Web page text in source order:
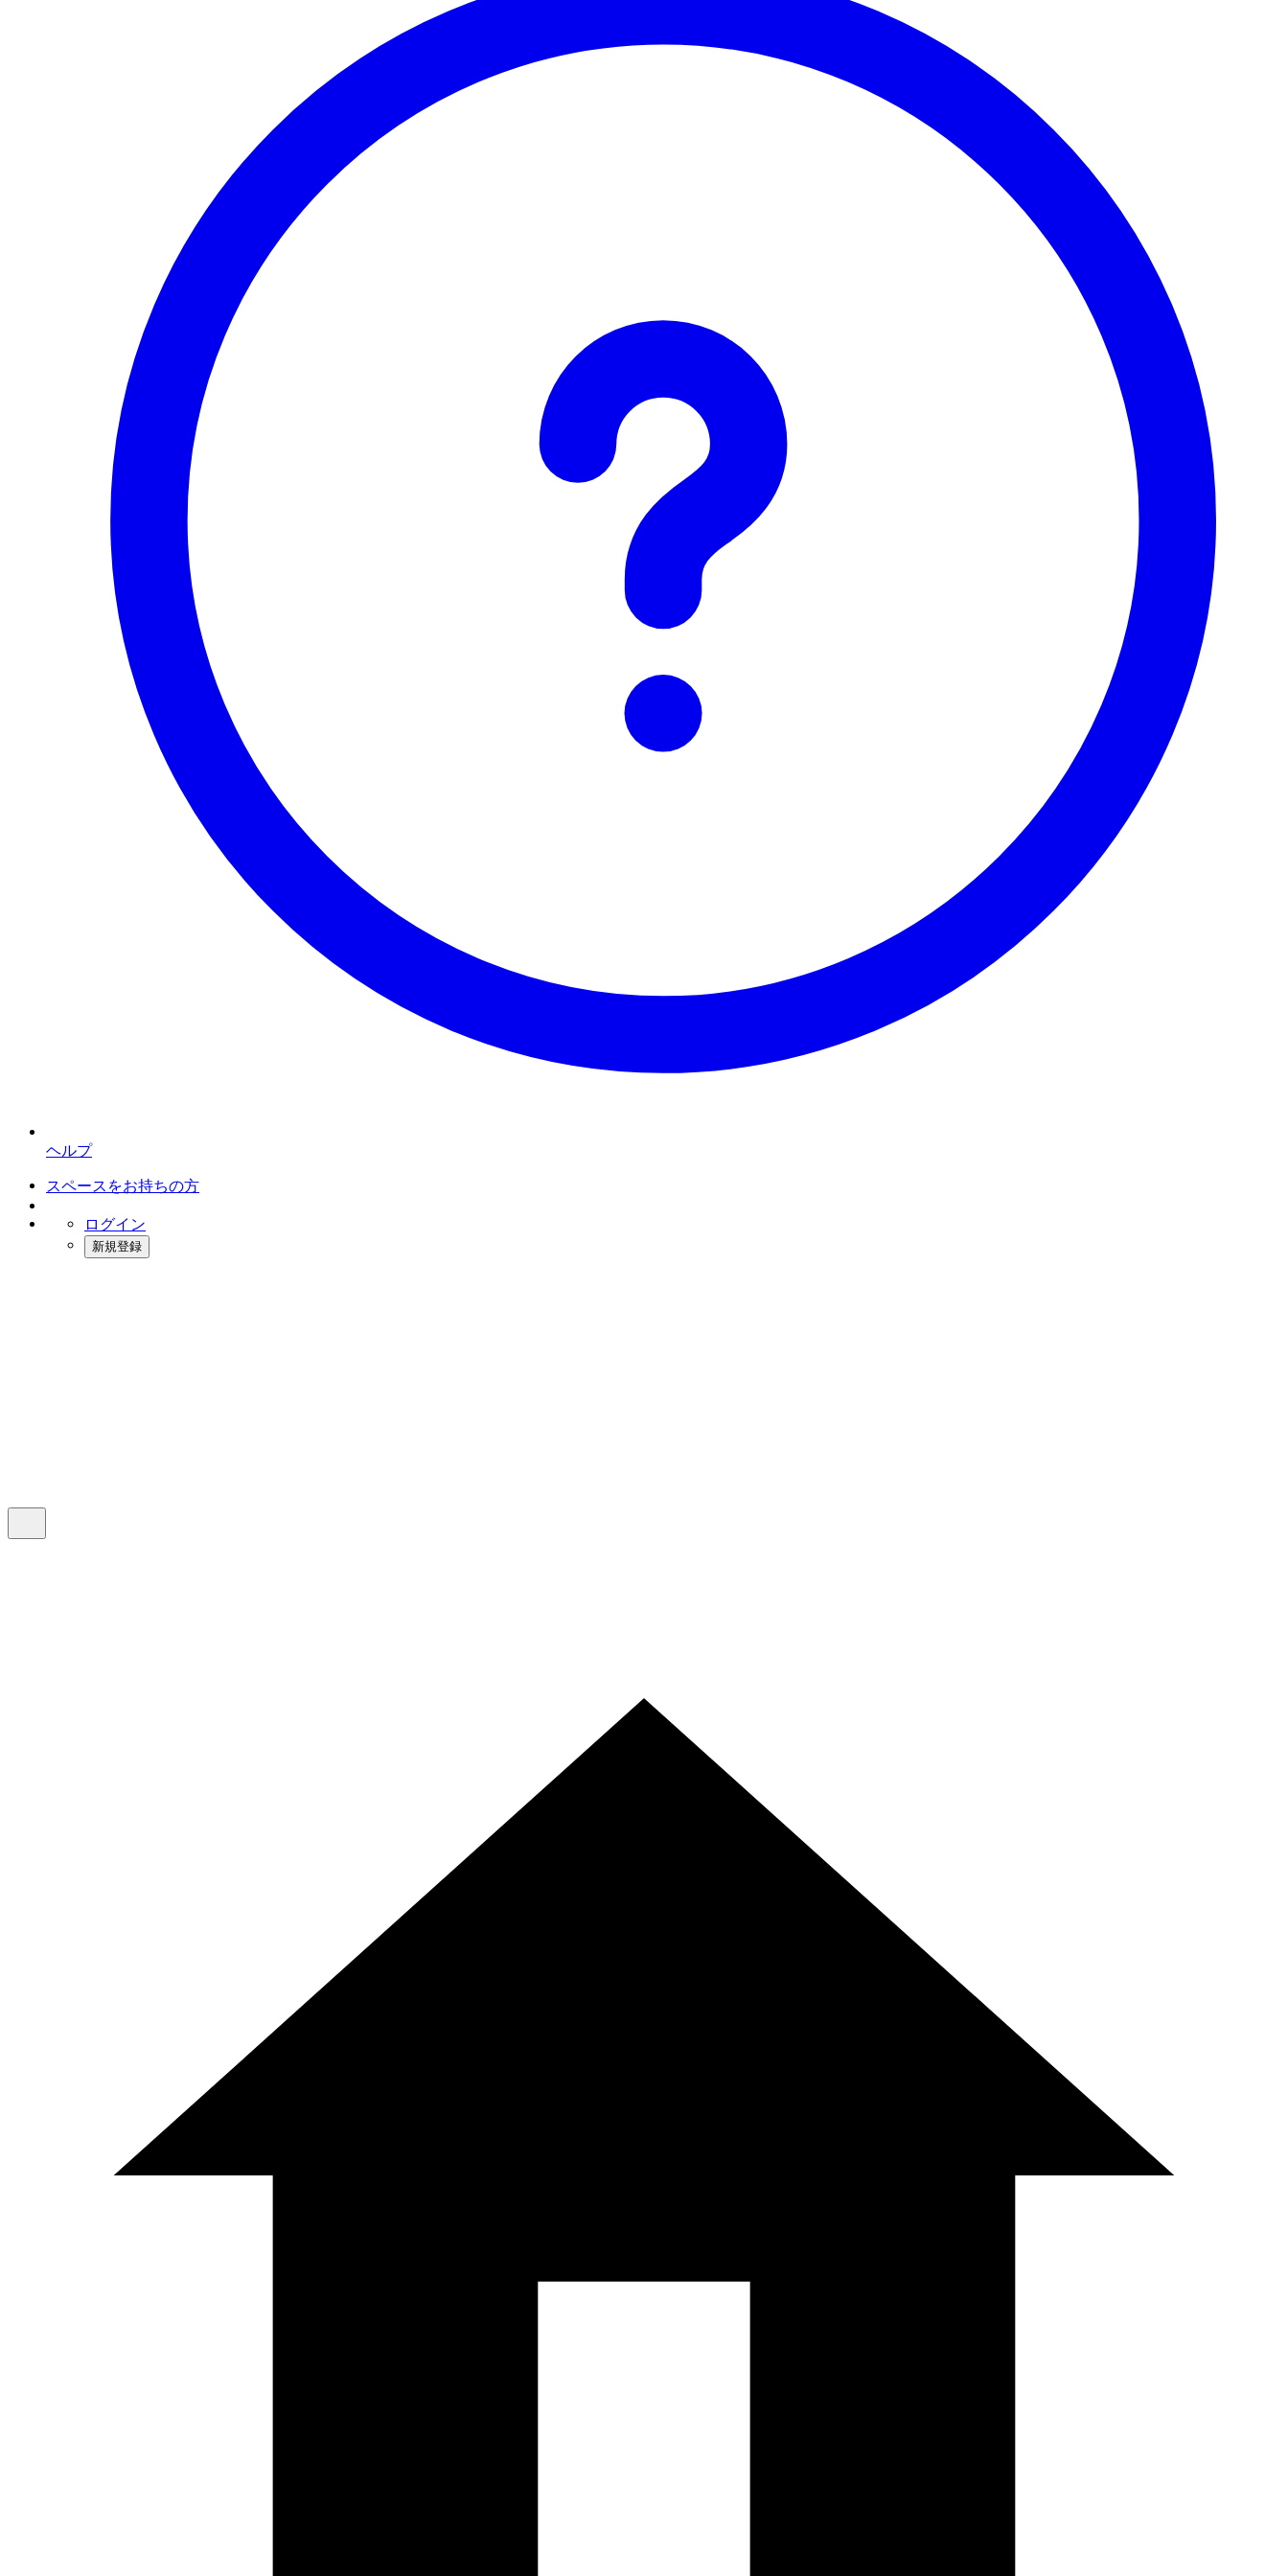
ヘルプ
スペースをお持ちの方
ログイン
新規登録